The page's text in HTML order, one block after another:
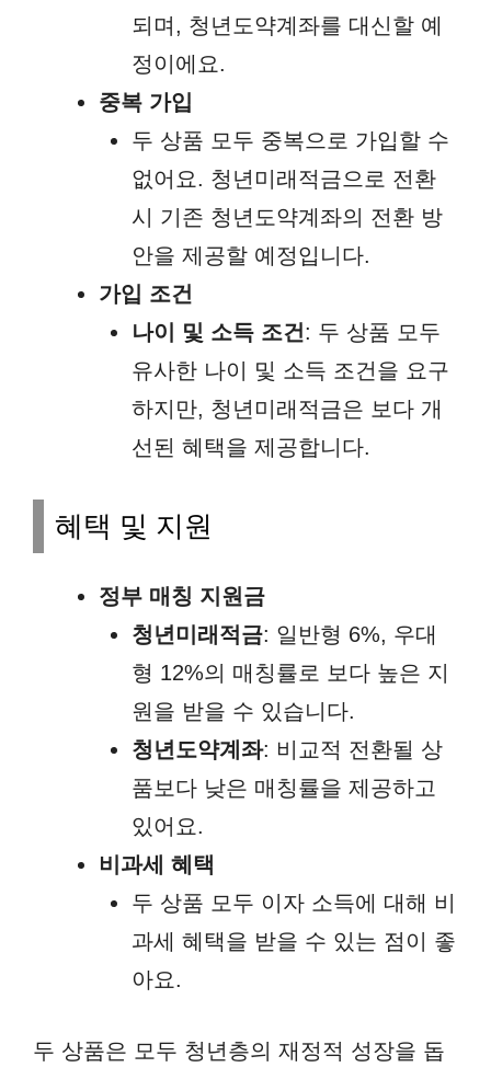
되며, 청년도약계좌를 대신할 예
정이에요.
중복 가입
두 상품 모두 중복으로 가입할 수
없어요. 청년미래적금으로 전환
시 기존 청년도약계좌의 전환 방
안을 제공할 예정입니다.
가입 조건
나이 및 소득 조건: 두 상품 모두
유사한 나이 및 소득 조건을 요구
하지만, 청년미래적금은 보다 개
선된 혜택을 제공합니다.
혜택 및 지원
정부 매칭 지원금
청년미래적금: 일반형 6%, 우대
형 12%의 매칭률로 보다 높은 지
원을 받을 수 있습니다.
청년도약계좌: 비교적 전환될 상
품보다 낮은 매칭률을 제공하고
있어요.
비과세 혜택
두 상품 모두 이자 소득에 대해 비
과세 혜택을 받을 수 있는 점이 좋
아요.
두 상품은 모두 청년층의 재정적 성장을 돕